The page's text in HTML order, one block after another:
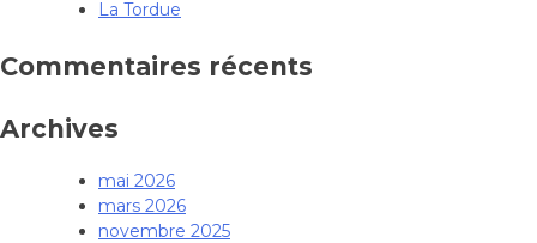
La Tordue
Commentaires récents
Archives
mai 2026
mars 2026
novembre 2025